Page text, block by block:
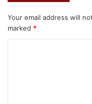
Your email address will
marked *